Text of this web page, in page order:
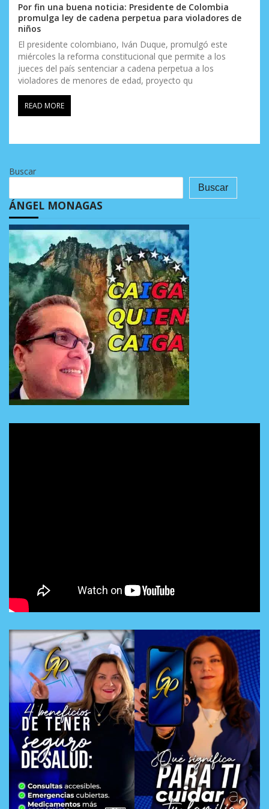
Por fin una buena noticia: Presidente de Colombia
promulga ley de cadena perpetua para violadores de
niños
El presidente colombiano, Iván Duque, promulgó este
miércoles la reforma constitucional que permite a los
jueces del país sentenciar a cadena perpetua a los
violadores de menores de edad, proyecto qu
READ MORE
Buscar
Buscar
ÁNGEL MONAGAS